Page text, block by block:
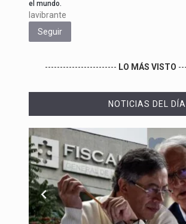
el mundo.
lavibrante
Seguir
------------------------ LO MÁS VISTO
NOTICIAS DEL DÍA